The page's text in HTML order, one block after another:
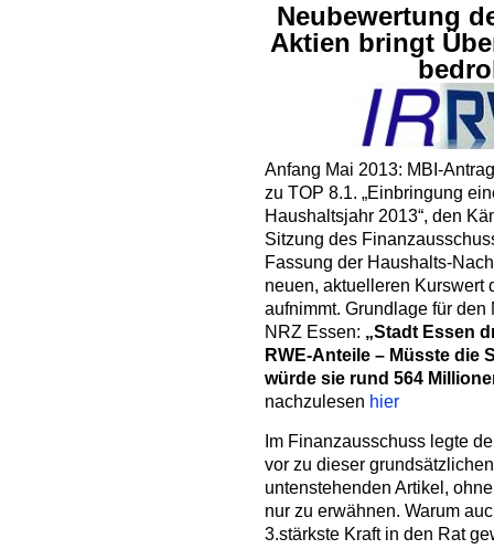
Neubewertung
Aktien bringt
Anfang Mai 2013: MBI-
zu TOP 8.1. „Einbringung
Haushaltsjahr 2013“, den
Sitzung des
Fassung der Haushalts-
neuen, aktuelleren Kurswert
aufnimmt. Grundlage für
NRZ Essen: „Stadt Essen
RWE-Anteile – Müsste die
würde sie rund 564
nachzulesen hier
Im Finanzausschuss legte
vor zu dieser
untenstehenden Artikel,
nur zu erwähnen. Warum
3.stärkste Kraft in den Rat